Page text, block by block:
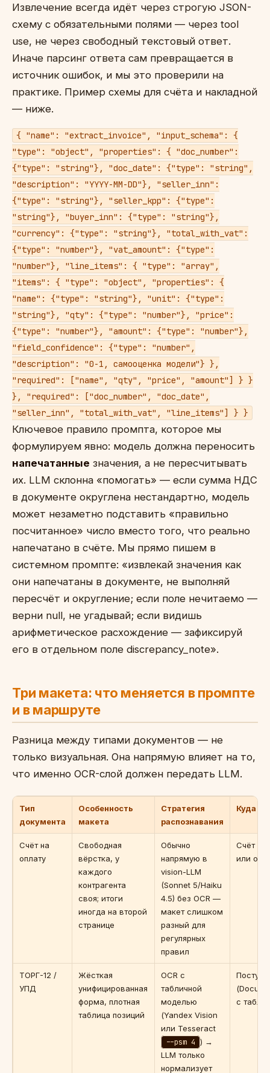
Извлечение всегда идёт через строгую JSON-
схему с обязательными полями — через tool
use, не через свободный текстовый ответ.
Иначе парсинг ответа сам превращается в
источник ошибок, и мы это проверили на
практике. Пример схемы для счёта и накладной
— ниже.
{ "name": "extract_invoice", "input_schema": {
"type": "object", "properties": { "doc_number":
{"type": "string"}, "doc_date": {"type": "string",
"description": "YYYY-MM-DD"}, "seller_inn":
{"type": "string"}, "seller_kpp": {"type":
"string"}, "buyer_inn": {"type": "string"},
"currency": {"type": "string"}, "total_with_vat":
{"type": "number"}, "vat_amount": {"type":
"number"}, "line_items": { "type": "array",
"items": { "type": "object", "properties": {
"name": {"type": "string"}, "unit": {"type":
"string"}, "qty": {"type": "number"}, "price":
{"type": "number"}, "amount": {"type": "number"},
"field_confidence": {"type": "number",
"description": "0-1, самооценка модели"} },
"required": ["name", "qty", "price", "amount"] } }
}, "required": ["doc_number", "doc_date",
"seller_inn", "total_with_vat", "line_items"] } }
Ключевое правило промпта, которое мы
формулируем явно: модель должна переносить
напечатанные значения, а не пересчитывать
их. LLM склонна «помогать» — если сумма НДС
в документе округлена нестандартно, модель
может незаметно подставить «правильно
посчитанное» число вместо того, что реально
напечатано в счёте. Мы прямо пишем в
системном промпте: «извлекай значения как
они напечатаны в документе, не выполняй
пересчёт и округление; если поле нечитаемо —
верни null, не угадывай; если видишь
арифметическое расхождение — зафиксируй
его в отдельном поле discrepancy_note».
Три макета: что меняется в промпте
и в маршруте
Разница между типами документов — не
только визуальная. Она напрямую влияет на то,
что именно OCR-слой должен передать LLM.
Тип
документа
Особенность
макета
Стратегия
распознавания
Куда в
Счёт на
оплату
Свободная
вёрстка, у
каждого
контрагента
своя; итоги
иногда на второй
странице
Обычно
напрямую в
vision-LLM
(Sonnet 5/Haiku
4.5) без OCR —
макет слишком
разный для
регулярных
правил
Счёт на
или
ТОРГ-12 /
УПД
Жёсткая
унифицированная
форма, плотная
таблица позиций
OCR с
табличной
моделью
(Yandex Vision
или Tesseract
--psm 4 ) →
LLM только
нормализует
с